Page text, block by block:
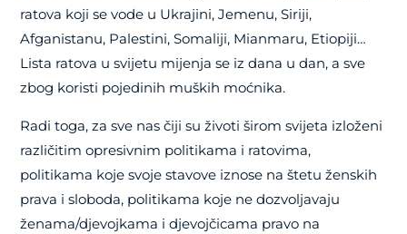
ratova koji se vode u Ukrajini, Jemenu, Siriji,
Afganistanu, Palestini, Somaliji, Mianmaru, Etiopiji…
Lista ratova u svijetu mijenja se iz dana u dan, a sve
zbog koristi pojedinih muških moćnika.
Radi toga, za sve nas čiji su životi širom svijeta izloženi
različitim opresivnim politikama i ratovima,
politikama koje svoje stavove iznose na štetu ženskih
prava i sloboda, politikama koje ne dozvoljavaju
ženama/djevojkama i djevojčicama pravo na